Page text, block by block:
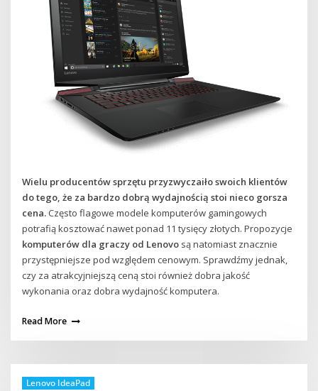
Wielu producentów sprzętu przyzwyczaiło swoich klientów
do tego, że za bardzo dobrą wydajnością stoi nieco gorsza
cena. Często flagowe modele komputerów gamingowych
potrafią kosztować nawet ponad 11 tysięcy złotych. Propozycje
komputerów dla graczy od Lenovo są natomiast znacznie
przystępniejsze pod względem cenowym. Sprawdźmy jednak,
czy za atrakcyjniejszą ceną stoi również dobra jakość
wykonania oraz dobra wydajność komputera.
Read More
Lenovo IdeaPad